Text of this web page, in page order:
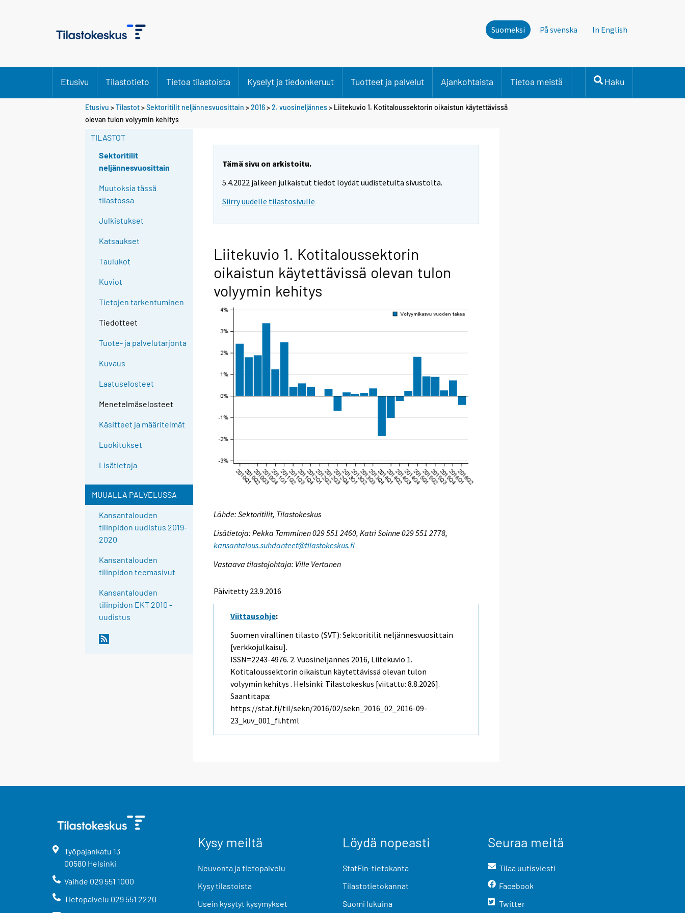
Suomeksi På svenska In English
Etusivu Tilastotieto Tietoa tilastoista Kyselyt ja tiedonkeruut Tuotteet ja palvelut Ajankohtaista Tietoa meistä Haku
Etusivu >Tilastot>Sektoritilit neljännesvuosittain >2016>2. vuosineljännes> Liitekuvio 1. Kotitaloussektorin oikaistun käytettävissä
olevan tulon volyymin kehitys
TILASTOT
Sektoritilit
neljännesvuosittain
Muutoksia tässä
tilastossa
Julkistukset
Katsaukset
Taulukot
Kuviot
Tietojen tarkentuminen
Tiedotteet
Tuote- ja palvelutarjonta
Kuvaus
Laatuselosteet
Menetelmäselosteet
Käsitteet ja määritelmät
Luokitukset
Lisätietoja
MUUALLA PALVELUSSA
Kansantalouden
tilinpidon uudistus 2019-
2020
Kansantalouden
tilinpidon teemasivut
Kansantalouden
tilinpidon EKT 2010 -
uudistus
Tämä sivu on arkistoitu.
5.4.2022 jälkeen julkaistut tiedot löydät uudistetulta sivustolta.
Siirry uudelle tilastosivulle
Liitekuvio 1. Kotitaloussektorin
oikaistun käytettävissä olevan tulon
volyymin kehitys
Lähde: Sektoritilit, Tilastokeskus
Lisätietoja: Pekka Tamminen 029 551 2460, Katri Soinne 029 551 2778,
kansantalous.suhdanteet@tilastokeskus.fi
Vastaava tilastojohtaja: Ville Vertanen
Päivitetty 23.9.2016
Viittausohje:
Suomen virallinen tilasto (SVT): Sektoritilit neljännesvuosittain
[verkkojulkaisu].
ISSN=2243-4976. 2. Vuosineljännes 2016, Liitekuvio 1.
Kotitaloussektorin oikaistun käytettävissä olevan tulon
volyymin kehitys . Helsinki: Tilastokeskus [viitattu: 8.8.2026].
Saantitapa:
https://stat.fi/til/sekn/2016/02/sekn_2016_02_2016-09-
23_kuv_001_fi.html
Työpajankatu 13
00580 Helsinki
Vaihde 029 551 1000
Tietopalvelu 029 551 2220
Kysy meiltä
Neuvonta ja tietopalvelu
Kysy tilastoista
Usein kysytyt kysymykset
Löydä nopeasti
StatFin-tietokanta
Tilastotietokannat
Suomi lukuina
Seuraa meitä
Tilaa uutisviesti
Facebook
Twitter